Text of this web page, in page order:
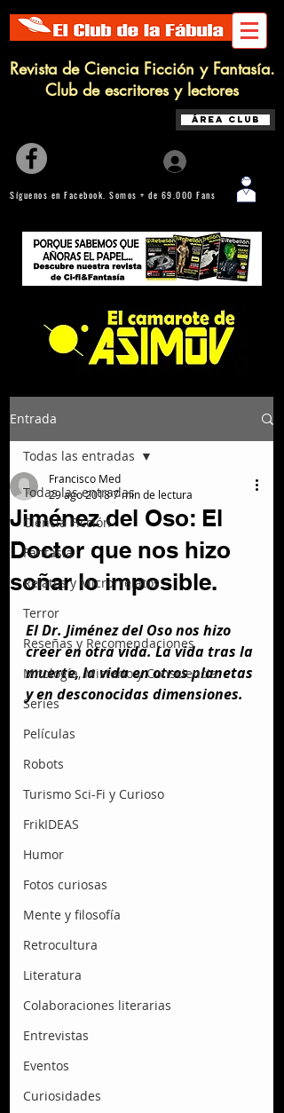
Revista de Ciencia Ficción y Fantasía.
Club de escritores y lectores
Área Club
Síguenos en Facebook. Somos + de 69.000 Fans
Entrada
Todas las entradas
Ciencia Ficción
Fantasía
Relatos y Microrrelatos
Terror
Reseñas y Recomendaciones
Mitología, Misterio y Consciencia
Series
Películas
Robots
Turismo Sci-Fi y Curioso
FrikIDEAS
Humor
Fotos curiosas
Mente y filosofía
Retrocultura
Literatura
Colaboraciones literarias
Entrevistas
Eventos
Curiosidades
Todas las entradas
Jiménez del Oso: El
Doctor que nos hizo
soñar lo imposible.
Francisco Med
29 ago 20187 min de lectura
El Dr. Jiménez del Oso nos hizo
creer en otra vida. La vida tras la
muerte, la vida en otros planetas
y en desconocidas dimensiones.